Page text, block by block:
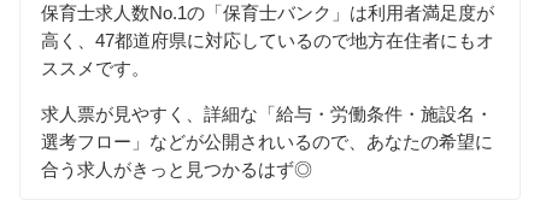
保育士求人数No.1の「保育士バンク」は利用者満足度が
高く、47都道府県に対応しているので地方在住者にもオ
ススメです。
求人票が見やすく、詳細な「給与・労働条件・施設名・
選考フロー」などが公開されいるので、あなたの希望に
合う求人がきっと見つかるはず◎